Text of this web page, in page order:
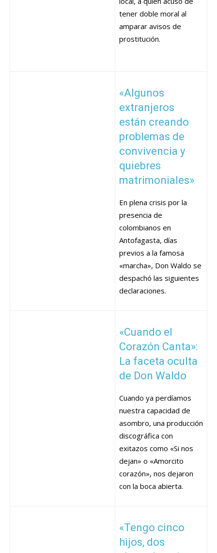
tener doble moral al
amparar avisos de
prostitución.
«Algunos
extranjeros
están creando
problemas de
convivencia y
quiebres
matrimoniales»
En plena crisis por la
presencia de
colombianos en
Antofagasta, días
previos a la famosa
«marcha», Don Waldo se
despachó las siguientes
declaraciones.
«Cuando el
Corazón Canta»:
La faceta oculta
de Don Waldo
Cuando ya perdíamos
nuestra capacidad de
asombro, una producción
discográfica con
exitazos como «Si nos
dejan» o «Amorcito
corazón», nos dejaron
con la boca abierta.
«Tengo cinco
hijos, dos